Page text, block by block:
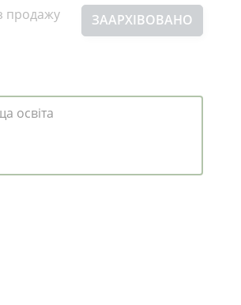
продажу
ЗААРХІВОВАНО
освіта